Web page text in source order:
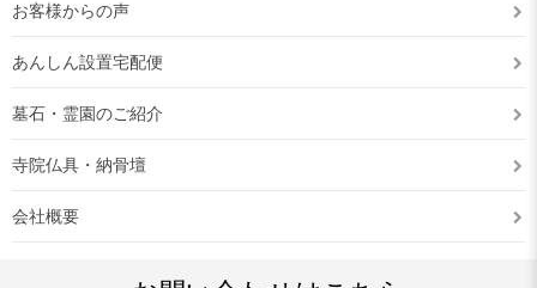
お客様からの声
あんしん設置宅配便
墓石・霊園のご紹介
寺院仏具・納骨壇
会社概要